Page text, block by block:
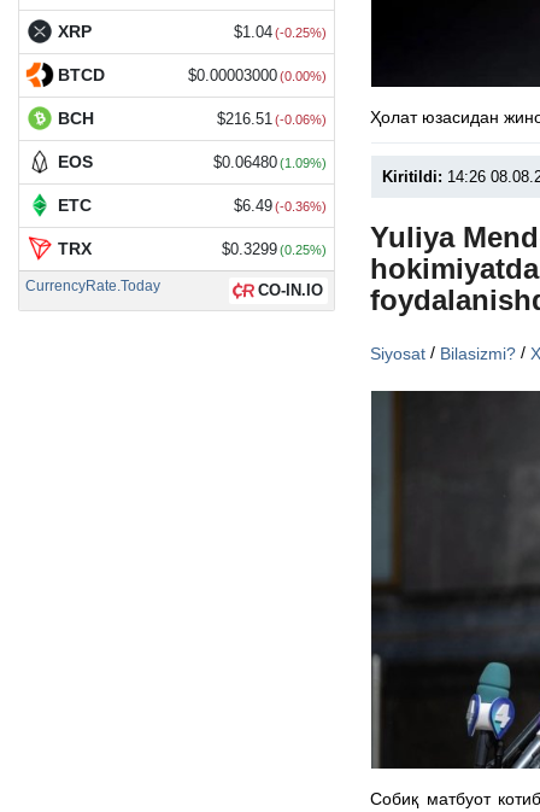
XRP $1.04 (-0.25%)
BTCD $0.00003000 (0.00%)
BCH $216.51 (-0.06%)
EOS $0.06480 (1.09%)
ETC $6.49 (-0.36%)
TRX $0.3299 (0.25%)
CurrencyRate.Today CO-IN.IO
Ҳолат юзасидан
Kiritildi: 14:26
Yuliya
Siyosat / Bilasizmi? /
Собиқ матбуот